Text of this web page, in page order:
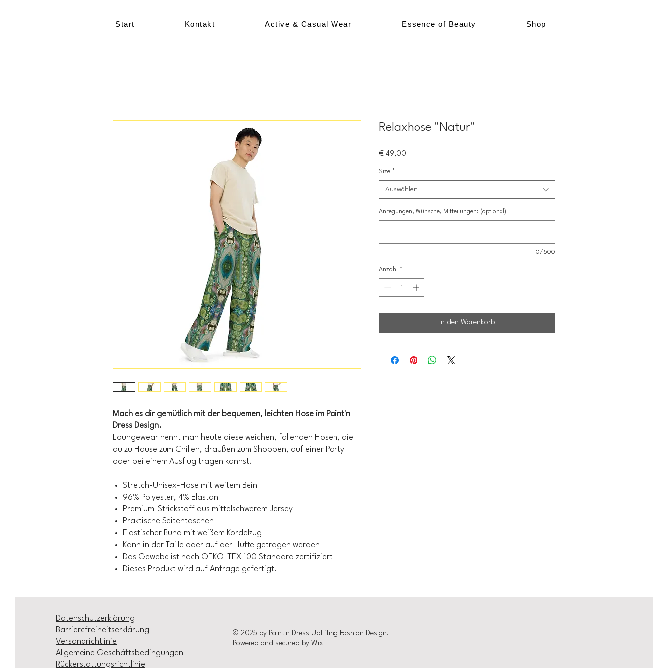
Start Kontakt Active & Casual Wear Essence of Beauty Shop
Mach es dir gemütlich mit der bequemen, leichten Hose im Paint'n
Dress Design.
Loungewear nennt man heute diese weichen, fallenden Hosen, die
du zu Hause zum Chillen, draußen zum Shoppen, auf einer Party
oder bei einem Ausflug tragen kannst.
Stretch-Unisex-Hose mit weitem Bein
96% Polyester, 4% Elastan
Premium-Strickstoff aus mittelschwerem Jersey
Praktische Seitentaschen
Elastischer Bund mit weißem Kordelzug
Kann in der Taille oder auf der Hüfte getragen werden
Das Gewebe ist nach OEKO-TEX 100 Standard zertifiziert
Dieses Produkt wird auf Anfrage gefertigt.
Relaxhose "Natur"
€ 49,00
Size *
Auswählen
Anregungen, Wünsche, Mitteilungen: (optional)
0/500
Anzahl *
In den Warenkorb
Datenschutzerklärung
Barrierefreiheitserklärung
Versandrichtlinie
Allgemeine Geschäftsbedingungen
Rückerstattungsrichtlinie
© 2025 by Paint'n Dress Uplifting Fashion Design.
Powered and secured by Wix